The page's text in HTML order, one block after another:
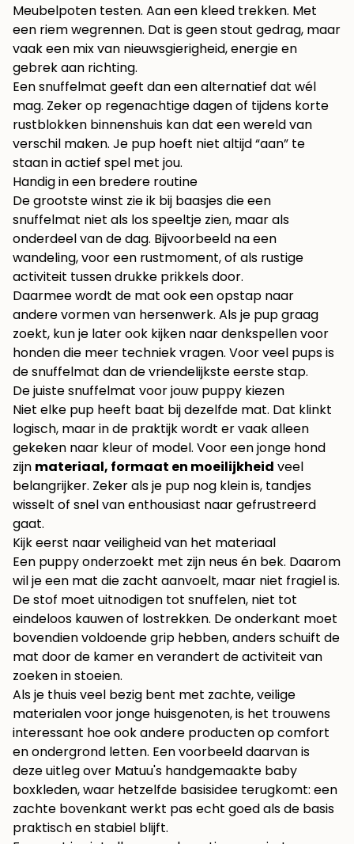
Meubelpoten testen. Aan een kleed trekken. Met
een riem wegrennen. Dat is geen stout gedrag, maar
vaak een mix van nieuwsgierigheid, energie en
gebrek aan richting.
Een snuffelmat geeft dan een alternatief dat wél
mag. Zeker op regenachtige dagen of tijdens korte
rustblokken binnenshuis kan dat een wereld van
verschil maken. Je pup hoeft niet altijd “aan” te
staan in actief spel met jou.
Handig in een bredere routine
De grootste winst zie ik bij baasjes die een
snuffelmat niet als los speeltje zien, maar als
onderdeel van de dag. Bijvoorbeeld na een
wandeling, voor een rustmoment, of als rustige
activiteit tussen drukke prikkels door.
Daarmee wordt de mat ook een opstap naar
andere vormen van hersenwerk. Als je pup graag
zoekt, kun je later ook kijken naardenkspellen voor
hondendie meer techniek vragen. Voor veel pups is
de snuffelmat dan de vriendelijkste eerste stap.
De juiste snuffelmat voor jouw puppy kiezen
Niet elke pup heeft baat bij dezelfde mat. Dat klinkt
logisch, maar in de praktijk wordt er vaak alleen
gekeken naar kleur of model. Voor een jonge hond
zijn materiaal, formaat en moeilijkheid veel
belangrijker. Zeker als je pup nog klein is, tandjes
wisselt of snel van enthousiast naar gefrustreerd
gaat.
Kijk eerst naar veiligheid van het materiaal
Een puppy onderzoekt met zijn neus én bek. Daarom
wil je een mat die zacht aanvoelt, maar niet fragiel is.
De stof moet uitnodigen tot snuffelen, niet tot
eindeloos kauwen of lostrekken. De onderkant moet
bovendien voldoende grip hebben, anders schuift de
mat door de kamer en verandert de activiteit van
zoeken in stoeien.
Als je thuis veel bezig bent met zachte, veilige
materialen voor jonge huisgenoten, is het trouwens
interessant hoe ook andere producten op comfort
en ondergrond letten. Een voorbeeld daarvan is
deze uitleg over Matuu's handgemaakte baby
boxkleden, waar hetzelfde basisidee terugkomt: een
zachte bovenkant werkt pas echt goed als de basis
praktisch en stabiel blijft.